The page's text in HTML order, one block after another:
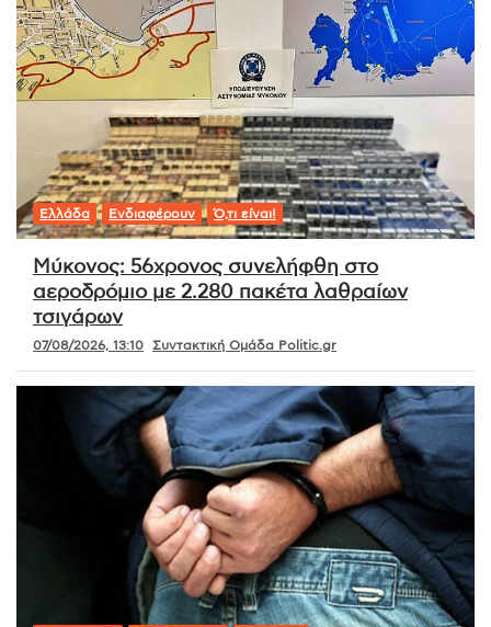
Ελλάδα Ενδιαφέρουν Ό,τι είναι!
Μύκονος: 56χρονος συνελήφθη στο
αεροδρόμιο με 2.280 πακέτα λαθραίων
τσιγάρων
07/08/2026, 13:10 Συντακτική Ομάδα Politic.gr